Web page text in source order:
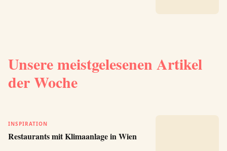
Unsere meistgelesenen Artikel
der Woche
INSPIRATION
Restaurants mit Klimaanlage in Wien